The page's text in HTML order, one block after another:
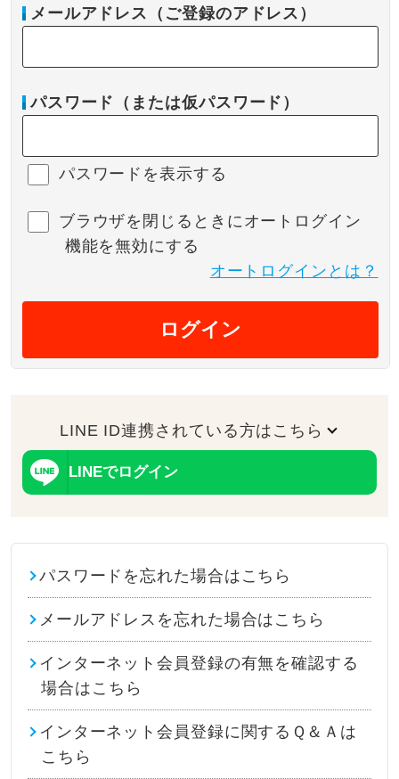
メールアドレス（ご登録のアドレス）
パスワード（または仮パスワード）
パスワードを表示する
ブラウザを閉じるときにオートログイン
機能を無効にする
オートログインとは？
ログイン
LINE ID連携されている方はこちら
LINEでログイン
パスワードを忘れた場合はこちら
メールアドレスを忘れた場合はこちら
インターネット会員登録の有無を確認する
場合はこちら
インターネット会員登録に関するＱ＆Ａは
こちら